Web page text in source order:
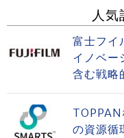
人
富士フ
イノベー
含む戦略
の資源循